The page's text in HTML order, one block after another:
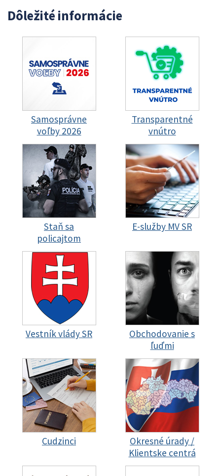
Dôležité informácie
Samosprávne
voľby 2026
Transparentné
vnútro
Staň sa
policajtom
E-služby MV SR
Vestník vlády SR
Obchodovanie s
ľuďmi
Cudzinci
Okresné úrady /
Klientske centrá